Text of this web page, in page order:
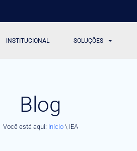
INSTITUCIONAL SOLUÇÕES
Blog
Você está aqui: Início\ IEA